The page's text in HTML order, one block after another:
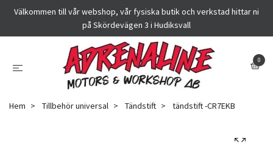
Välkommen till vår webshop, vår fysiska butik och verkstad hittar ni
på Skördevägen 3 i Hudiksvall
0
Hem Tillbehör universal Tändstift tändstift -CR7EKB